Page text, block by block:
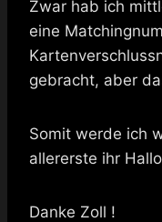
Zwar hab ich
eine
gebracht, aber
Somit werde ich
allererste ihr
Danke Zoll !